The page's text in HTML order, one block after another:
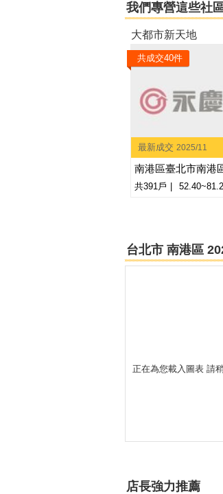
台北市-南港區
我們專營這些社
大都市新天地
最新成交 2025/11
南港區臺北市南港
共391戶
共成交40件
台北市 南港區
正在為您載入圖表 請
店長強力推薦